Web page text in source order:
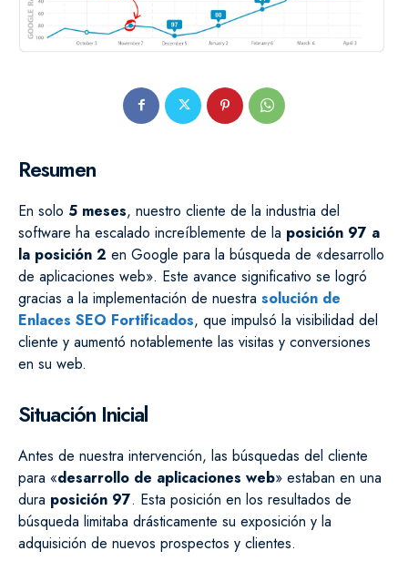
Resumen
En solo 5 meses, nuestro cliente de la industria del
software ha escalado increíblemente de la posición 97 a
la posición 2 en Google para la búsqueda de «desarrollo
de aplicaciones web». Este avance significativo se logró
gracias a la implementación de nuestra solución de
Enlaces SEO Fortificados, que impulsó la visibilidad del
cliente y aumentó notablemente las visitas y conversiones
en su web.
Situación Inicial
Antes de nuestra intervención, las búsquedas del cliente
para «desarrollo de aplicaciones web» estaban en una
dura posición 97. Esta posición en los resultados de
búsqueda limitaba drásticamente su exposición y la
adquisición de nuevos prospectos y clientes.